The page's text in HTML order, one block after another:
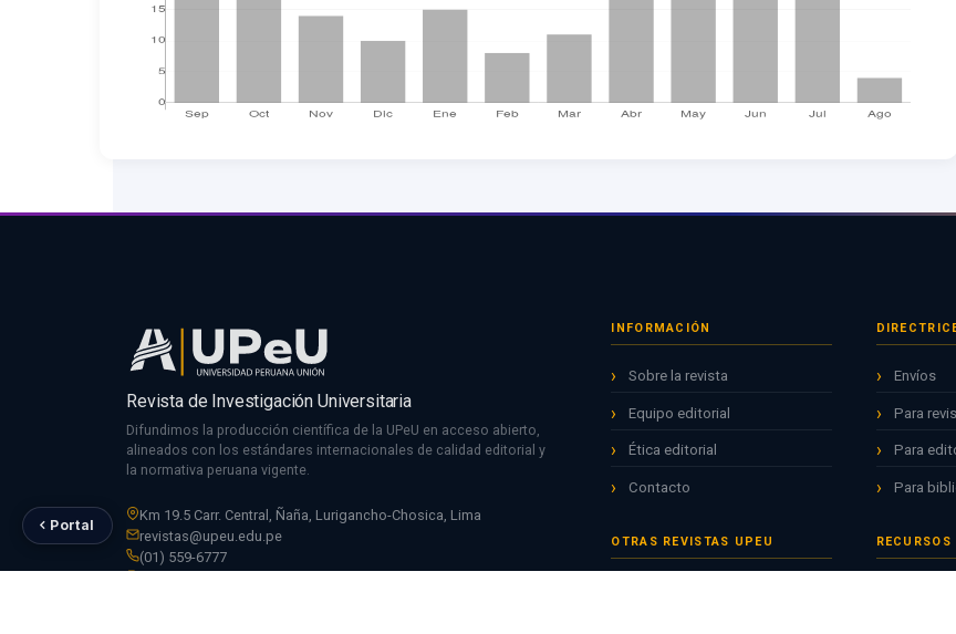
Portal
Revista de Investigación Universitaria
Difundimos la producción científica de la UPeU en acceso abierto,
alineados con los estándares internacionales de calidad editorial y
la normativa peruana vigente.
Km 19.5 Carr. Central, Ñaña, Lurigancho-Chosica, Lima
revistas@upeu.edu.pe
(01) 559-6777
INFORMACIÓN
Sobre la revista
Equipo editorial
Ética editorial
Contacto
OTRAS REVISTAS UPEU
Envíos
Para
Para
Para